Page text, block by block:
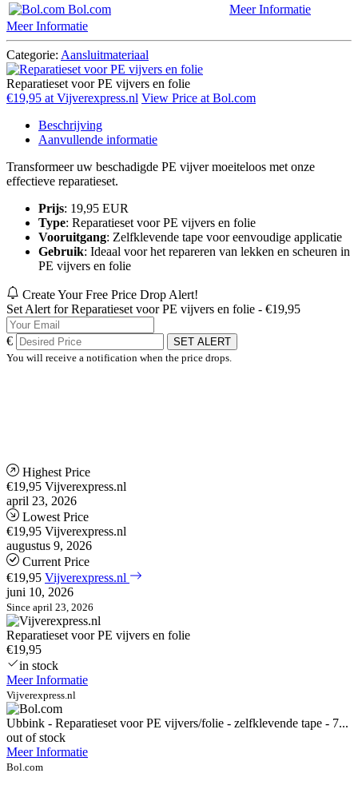
Bol.com
Meer Informatie
Meer Informatie
Categorie: Aansluitmateriaal
Reparatieset voor PE vijvers en folie
€19,95 at Vijverexpress.nl View Price at Bol.com
Beschrijving
Aanvullende informatie
Transformeer uw beschadigde PE vijver moeiteloos met onze
effectieve reparatieset.
Prijs: 19,95 EUR
Type: Reparatieset voor PE vijvers en folie
Vooruitgang: Zelfklevende tape voor eenvoudige applicatie
Gebruik: Ideaal voor het repareren van lekken en scheuren in
PE vijvers en folie
Create Your Free Price Drop Alert!
Set Alert for Reparatieset voor PE vijvers en folie - €19,95
€
SET ALERT
You will receive a notification when the price drops.
Highest Price
€19,95 Vijverexpress.nl
april 23, 2026
Lowest Price
€19,95 Vijverexpress.nl
augustus 9, 2026
Current Price
€19,95 Vijverexpress.nl
juni 10, 2026
Since april 23, 2026
Reparatieset voor PE vijvers en folie
€19,95
in stock
Meer Informatie
Vijverexpress.nl
Ubbink - Reparatieset voor PE vijvers/folie - zelfklevende tape - 7...
out of stock
Meer Informatie
Bol.com